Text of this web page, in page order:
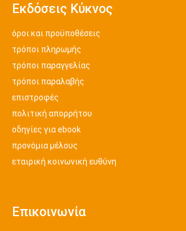
Εκδόσεις Κύκνος
όροι και προϋποθέσεις
τρόποι πληρωμής
τρόποι παραγγελίας
τρόποι παραλαβής
επιστροφές
πολιτική απορρήτου
οδηγίες για ebook
προνόμια μέλους
εταιρική κοινωνική ευθύνη
Επικοινωνία